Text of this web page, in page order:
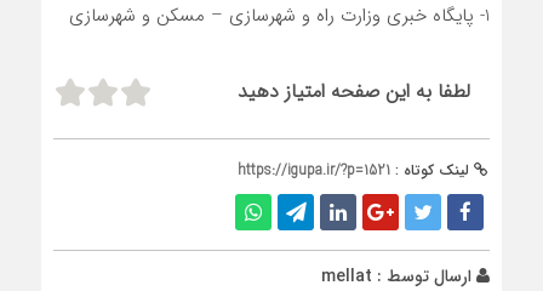
1- پایگاه خبری وزارت راه و شهرسازی – مسکن و شهرسازی
لطفا به این صفحه امتیاز دهید
لینک کوتاه : https://igupa.ir/?p=1521
ارسال توسط : mellat